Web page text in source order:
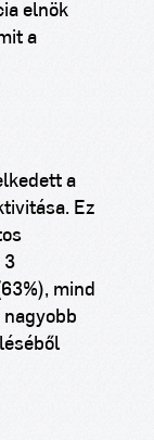
elnök
a
a
Ez
3
mind